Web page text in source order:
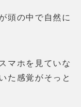
頭の中で自然に
マホを見ていな
た感覚がそっと